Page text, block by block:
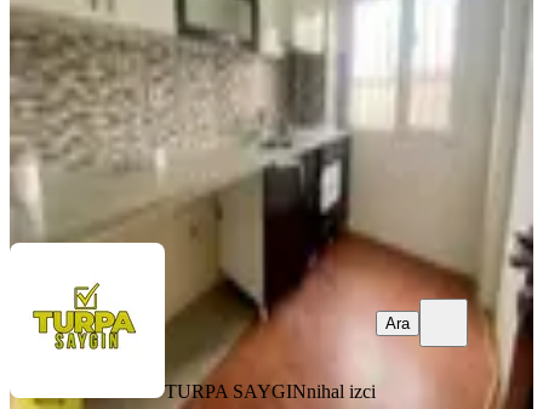
2+1
· 6. Kat·06.08.2026
2.750.000 ₺
TURPA SAYGIN nihal izci
Ara
TURPA SAYGINnihal izci
Ara